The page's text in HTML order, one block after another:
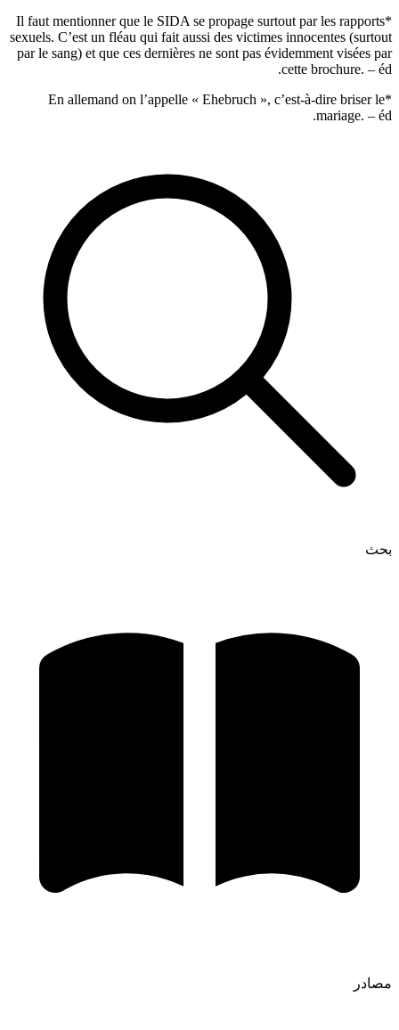
*Il faut mentionner que le SIDA se propage surtout par
sexuels. C’est un fléau qui fait aussi des victimes
par le sang) et que ces dernières ne sont pas évidemment
cette
*En allemand on l’appelle « Ehebruch », c’est-à-